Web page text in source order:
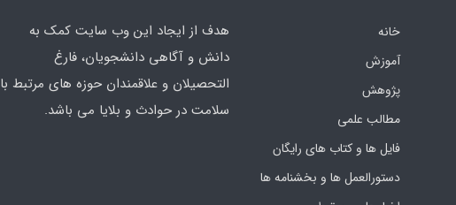
خانه
آموزش
پژوهش
مطالب علمی
فایل ها و کتاب های رایگان
دستورالعمل ها و بخشنامه ها
هدف از ایجاد این وب سایت کمک به
دانش و آگاهی دانشجویان، فارغ
التحصیلان و علاقمندان حوزه های مرتبط با
سلامت در حوادث و بلایا می باشد.